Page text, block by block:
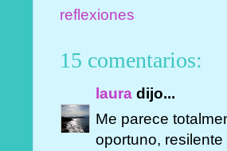
reflexiones
15 comentarios:
laura dijo...
Me parece
oportuno,